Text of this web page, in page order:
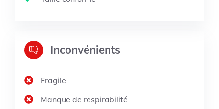
Inconvénients
Fragile
Manque de respirabilité